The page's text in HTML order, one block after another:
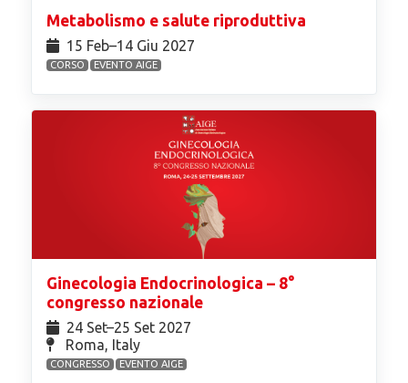
Metabolismo e salute riproduttiva
15 Feb⁠–14 Giu 2027
CORSO EVENTO AIGE
Ginecologia Endocrinologica – 8°
congresso nazionale
24 Set⁠–25 Set 2027
Roma, Italy
CONGRESSO EVENTO AIGE